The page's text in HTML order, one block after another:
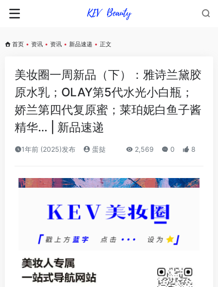
首页 • 资讯 • 资讯 • 新品速递 • 正文
美妆圈一周新品（下）：雅诗兰黛胶
原水乳；OLAY第5代水光小白瓶；
娇兰第四代复原蜜；莱珀妮白鱼子酱
精华… | 新品速递
1年前 (2025)发布 蛋挞 2,569 0 8